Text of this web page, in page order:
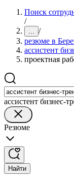
Поиск
/
... /
резюме в
ассистент
проектная
ассистент бизнес-
Резюме
Найти